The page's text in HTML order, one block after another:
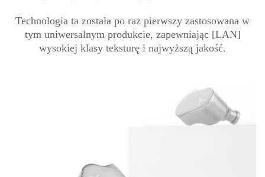
Technologia ta została po raz pierwszy zastosowana w
tym uniwersalnym produkcie, zapewniając [LAN]
wysokiej klasy teksturę i najwyższą jakość.